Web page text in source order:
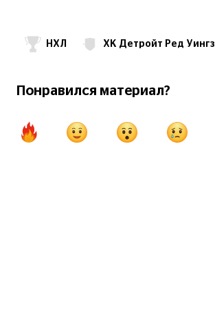
НХЛ ХК Детройт Ред Уингз
Вячеслав Фетисов
Понравился материал?